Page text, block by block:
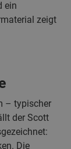
ein
zeigt
– typischer
der Scott
Die